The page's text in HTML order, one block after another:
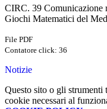
CIRC. 39
Giochi Matematici del
File PDF
Contatore click: 36
Notizie
Questo sito o gli strumenti
cookie necessari al